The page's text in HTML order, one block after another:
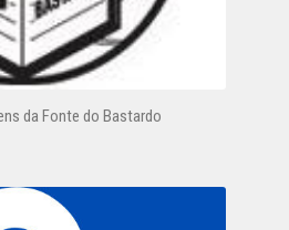
da Fonte do Bastardo